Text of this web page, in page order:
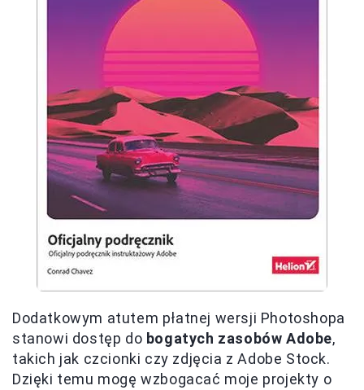
Dodatkowym atutem płatnej wersji Photoshopa
stanowi dostęp do bogatych zasobów Adobe,
takich jak czcionki czy zdjęcia z Adobe Stock.
Dzięki temu mogę wzbogacać moje projekty o